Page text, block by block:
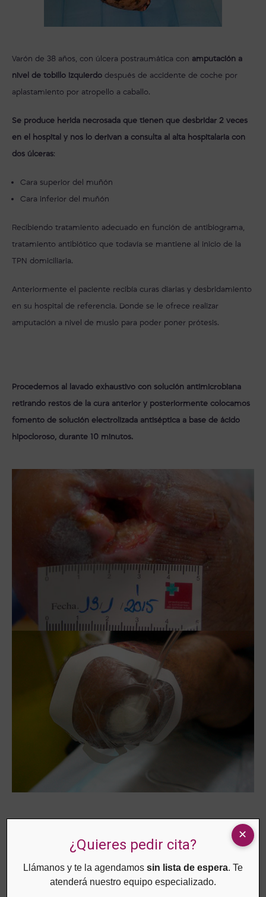
Varón de 38 años, con úlcera postraumática con amputación a
nivel de tobillo izquierdo después de accidente de coche por
aplastamiento por atropello a caballo.
Se produce herida necrosada que tienen que desbridar 2 veces
en el hospital y nos lo derivan a consulta al alta hospitalaria con
dos úlceras:
Cara superior del muñón
Cara inferior del muñón
Recibiendo tratamiento adecuado en función de antibiograma,
tratamiento antibiótico que todavía se mantiene al inicio de la
TPN domiciliaria.
Anteriormente el paciente recibía curas diarias y desbridamiento
en su hospital de referencia. Donde se le ofrece realizar
amputación a nivel de muslo para poder poner prótesis.
Procedemos al lavado exhaustivo con solución antimicrobiana
retirando restos de la cura anterior y posteriormente colocamos
fomento de solución electrolizada antiséptica a base de ácido
hipocloroso, durante 10 minutos.
El primer cambio de cura se efectúa a los 4 días y las siguientes
, si no hay perdidas de vacío u otras incidencias que
En el primer cambio ya se objetiva una elevación importante del
¿Quieres pedir cita?
Llámanos y te la agendamos sin lista de espera. Te
atenderá nuestro equipo especializado.